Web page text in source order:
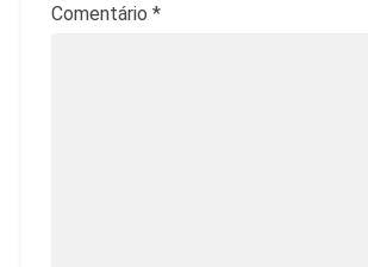
Comentário *